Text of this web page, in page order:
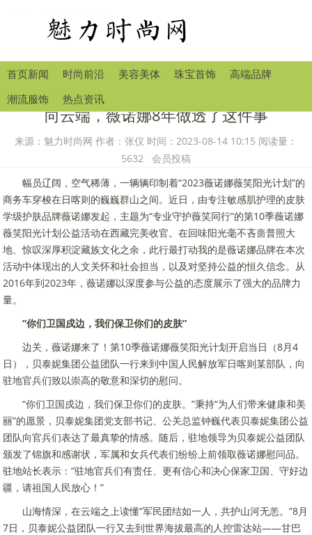
首页新闻 时尚前沿 美容美体 珠宝首饰
高端品牌
潮流服饰
热点资讯
向云端，薇诺娜8年做透了这件事
来源：魅力时尚网 作者：张仪 时间：2023-08-14 10:15 阅读量：
5632 会员投稿
幅员辽阔，空气稀薄，一辆辆印制着“2023薇诺娜薇笑阳光计划”的
商务车穿梭在日喀则的巍巍群山之间。近日，由专注敏感肌护理的皮肤
学级护肤品牌薇诺娜发起，主题为“专业守护薇笑同行”的第10季薇诺娜
薇笑阳光计划公益活动在西藏完美收官。在回味阳光毫不吝啬普照大
地、惊叹深厚积淀藏族文化之余，此行最打动我的是薇诺娜品牌在本次
活动中体现出的人文关怀和社会担当，以及对坚持公益的恒久信念。从
2016年到2023年，薇诺娜以深度参与公益的态度展示了强大的品牌力
量。
“你们卫国戍边，我们保卫你们的皮肤”
边关，薇诺娜来了！第10季薇诺娜薇笑阳光计划开启当日（8月4
日），贝泰妮集团公益团队一行来到中国人民解放军日喀则某部队，向
驻地官兵们致以崇高的敬意和深切的慰问。
“你们卫国戍边，我们保卫你们的皮肤。”秉持“为人们带来健康和美
丽”的愿景，贝泰妮集团党支部书记、公关总监钟巍代表贝泰妮集团公益
团队向官兵们表达了最真挚的情感。随后，驻地领导为贝泰妮公益团队
颁发了锦旗和感谢状，军属和女兵代表们纷纷上前领取薇诺娜慰问品。
驻地站长表示：“驻地官兵们有责任、更有信心和决心保家卫国、守好边
疆，请祖国人民放心！”
山海情深，在云端之上读懂“军民团结如一人，共护山河无恙。”8月
7日，贝泰妮公益团队一行又去到世界海拔最高的人控雷达站——甘巴